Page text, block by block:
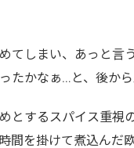
てしまい、あっと言
たかなぁ…と、後から
とするスパイス重視
間を掛けて煮込んだ